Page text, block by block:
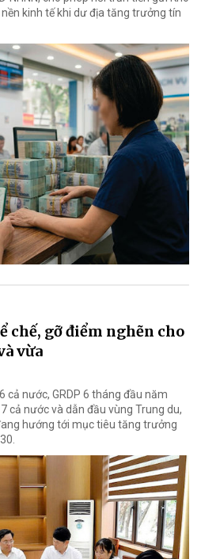
kinh tế khi dư địa tăng trưởng tín
chế, gỡ điểm nghẽn cho
vừa
cả nước, GRDP 6 tháng đầu năm
cả nước và dẫn đầu vùng Trung du,
hướng tới mục tiêu tăng trưởng